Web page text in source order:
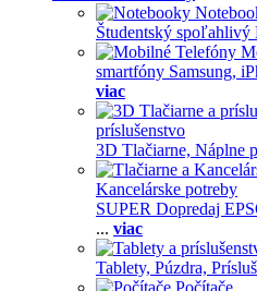
Študentský spoľahlivý
smartfóny Samsung,
viac
príslušenstvo
3D Tlačiarne, Náplne
Kancelárske potreby
SUPER Dopredaj
... viac
Tablety, Púzdra,
Počítače